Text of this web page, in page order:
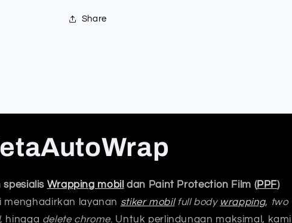
Share
Wrapping mobil dan Paint Protection Film (PPF)
menghadirkan layanan stiker mobilfull body wrapping, two
, hingga delete chrome. Untuk perlindungan maksimal, kami